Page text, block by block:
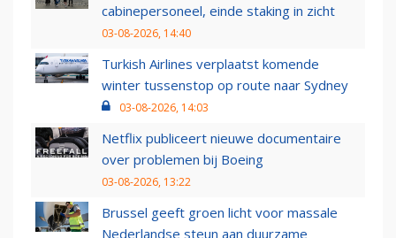
cabinepersoneel, einde staking in zicht
03-08-2026, 14:40
Turkish Airlines verplaatst komende
winter tussenstop op route naar Sydney
03-08-2026, 14:03
Netflix publiceert nieuwe documentaire
over problemen bij Boeing
03-08-2026, 13:22
Brussel geeft groen licht voor massale
Nederlandse steun aan duurzame